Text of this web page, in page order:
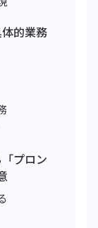
的業務
プロン